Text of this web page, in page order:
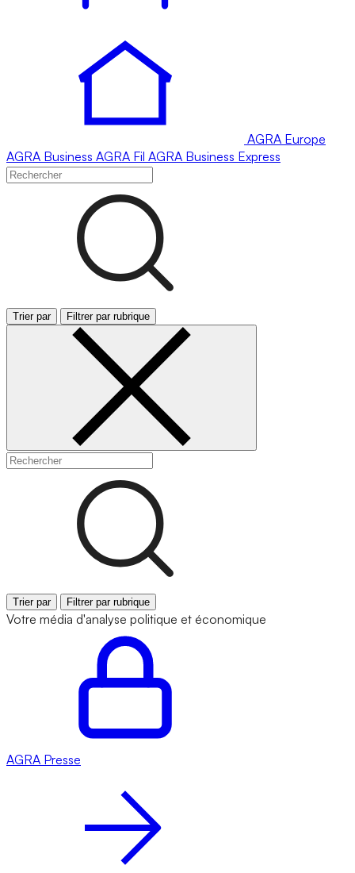
AGRA Europe
AGRA Business AGRA Fil AGRA Business Express
Trier par Filtrer par rubrique
Trier par Filtrer par rubrique
Votre média d'analyse politique et économique
AGRA Presse